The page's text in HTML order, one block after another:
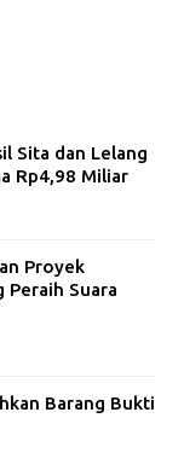
Sita dan Lelang
Rp4,98 Miliar
Proyek
Peraih Suara
Barang Bukti